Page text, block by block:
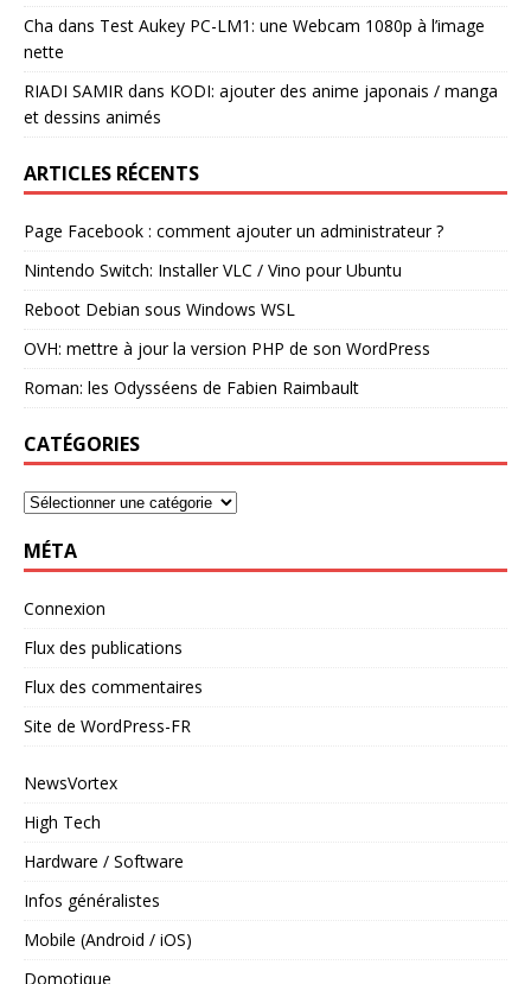
Cha dans Test Aukey PC-LM1: une Webcam 1080p à l’image
nette
RIADI SAMIR dans KODI: ajouter des anime japonais / manga
et dessins animés
ARTICLES RÉCENTS
Page Facebook : comment ajouter un administrateur ?
Nintendo Switch: Installer VLC / Vino pour Ubuntu
Reboot Debian sous Windows WSL
OVH: mettre à jour la version PHP de son WordPress
Roman: les Odysséens de Fabien Raimbault
CATÉGORIES
MÉTA
Connexion
Flux des publications
Flux des commentaires
Site de WordPress-FR
NewsVortex
High Tech
Hardware / Software
Infos généralistes
Mobile (Android / iOS)
Domotique